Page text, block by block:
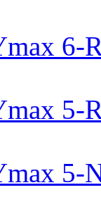
6-
5-
5-